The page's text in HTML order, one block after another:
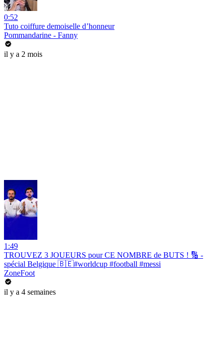
0:52
Tuto coiffure demoiselle d’honneur
Pommandarine - Fanny
il y a 2 mois
1:49
TROUVEZ 3 JOUEURS pour CE NOMBRE de BUTS ! 🔢 -
spécial Belgique 🇧🇪#worldcup #football #messi
ZoneFoot
il y a 4 semaines